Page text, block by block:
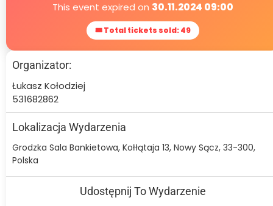
This event expired on 30.11.2024 09:00
🎟 Total tickets sold: 49
Organizator:
Łukasz Kołodziej
531682862
Lokalizacja Wydarzenia
Grodzka Sala Bankietowa, Kołłątaja 13, Nowy Sącz, 33-300,
Polska
Udostępnij To Wydarzenie